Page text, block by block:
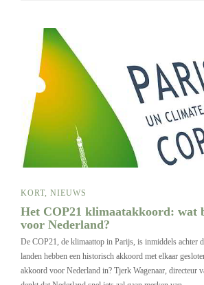
KORT, NIEUWS
Het COP21 klimaatakkoord: wat
voor Nederland?
De COP21, de klimaattop in Parijs, is inmiddels achter
landen hebben een historisch akkoord met elkaar
akkoord voor Nederland in? Tjerk Wagenaar, directeur